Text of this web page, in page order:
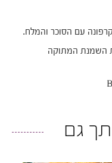
השמנת המתוקה
גם